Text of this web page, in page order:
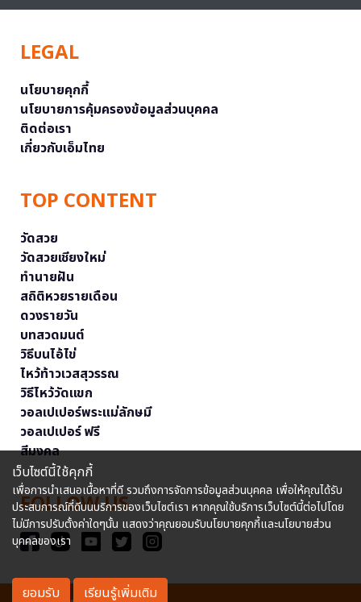
LEGAL
นโยบายคุกกี้
นโยบายการคุ้มครองข้อมูลส่วนบุคคล
ติดต่อเรา
เกี่ยวกับเอ็มไทย
TOP CONTENT
วัดสวย
วัดสวยเชียงใหม่
ทำนายฝัน
สถิติหวยรายเดือน
ดวงรายวัน
บทสวดมนต์
วิธีบนไอ้ไข่
ไหว้ท้าวเวสสุวรรณ
วิธีไหว้วัดแขก
วอลเปเปอร์พระแม่ลักษมี
วอลเปเปอร์ ฟรี
สีมงคล
FOLLOW US
เว็บไซต์นี้ใช้คุกกี้
เพื่อการนำเสนอเนื้อหาที่ดี รวมถึงการจัดการข้อมูลส่วนบุคคล เพื่อให้คุณได้รับ
ประสบการณ์ที่ดีบนบริการของเว็บไซต์เรา หากคุณใช้บริการเว็บไซต์นี้ต่อไปโดย
ไม่มีการปรับตั้งค่าใดๆนั้น แสดงว่าคุณยอมรับนโยบายคุกกี้และนโยบายส่วน
บุคคลของเรา
ยอมรับ เรียนรู้เพิ่มเติม